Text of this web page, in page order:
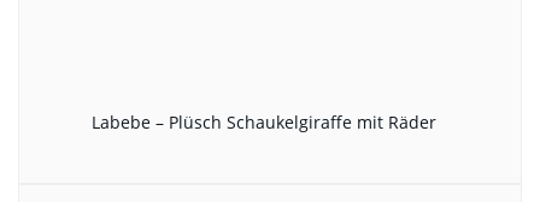
Labebe – Plüsch Schaukelgiraffe mit Räder